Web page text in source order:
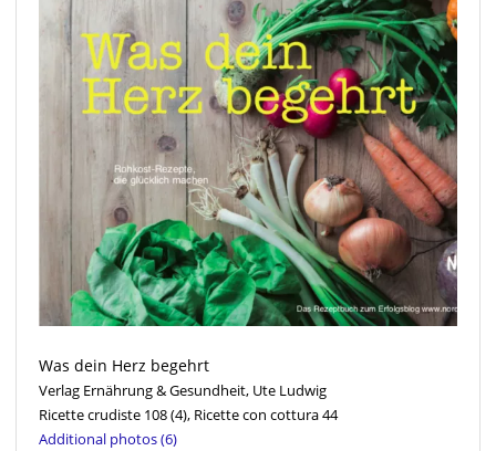
Was dein Herz begehrt
Verlag Ernährung & Gesundheit, Ute Ludwig
Ricette crudiste 108(4), Ricette con cottura 44
Additional photos (6)